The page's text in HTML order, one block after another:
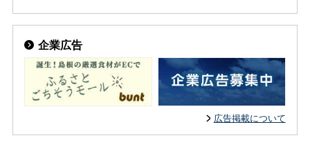
企業広告
広告掲載について